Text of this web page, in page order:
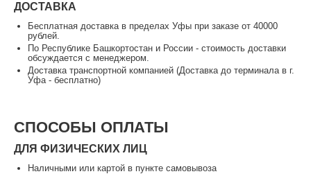
ДОСТАВКА
Бесплатная доставка в пределах Уфы при заказе от 40000
рублей.
По Республике Башкортостан и России - стоимость доставки
обсуждается с менеджером.
Доставка транспортной компанией (Доставка до терминала в г.
Уфа - бесплатно)
СПОСОБЫ ОПЛАТЫ
ДЛЯ ФИЗИЧЕСКИХ ЛИЦ
Наличными или картой в пункте самовывоза